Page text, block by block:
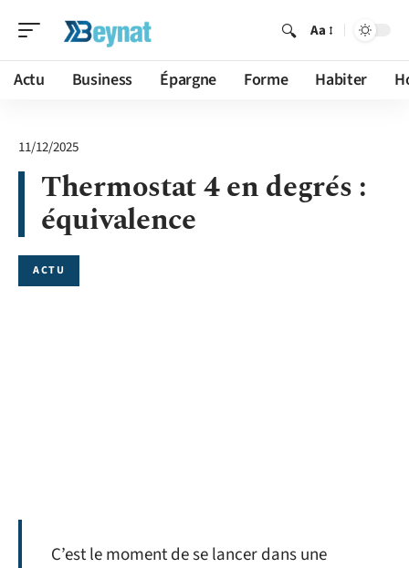
Aa
Actu Business Épargne Forme Habiter
11/12/2025
Thermostat 4 en degrés :
équivalence
ACTU
C’est le moment de se lancer dans une